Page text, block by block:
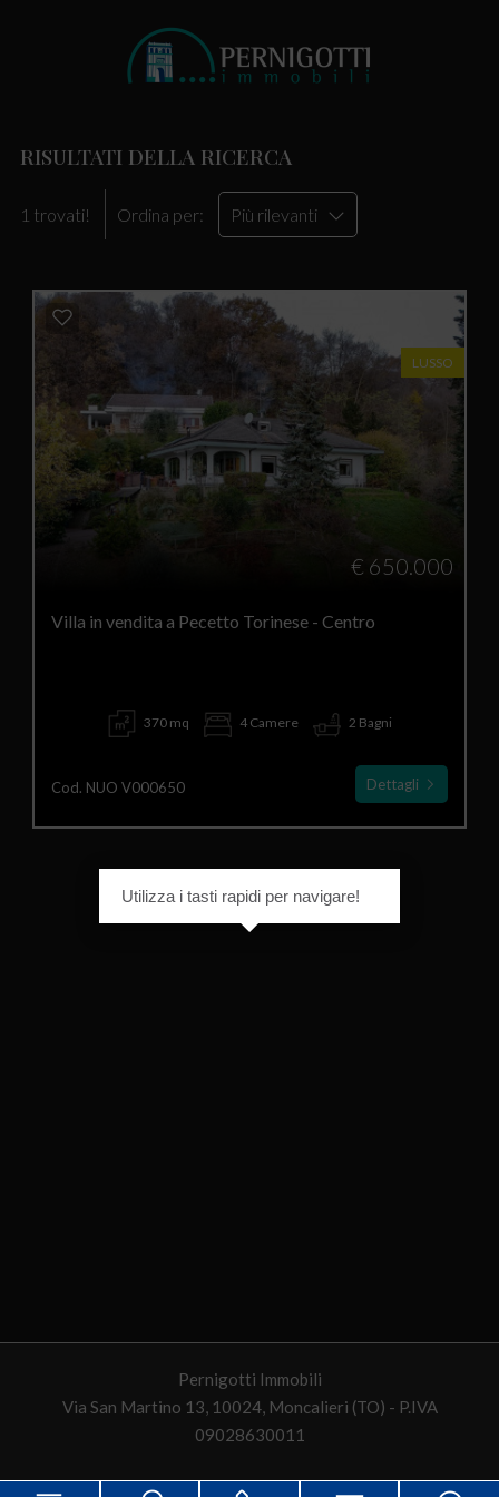
RISULTATI DELLA RICERCA
1 trovati! Ordina per: Più rilevanti
LUSSO
€ 650.000
Villa in vendita a Pecetto Torinese - Centro
370 mq 4 Camere 2 Bagni
Cod. NUO V000650 Dettagli
Pernigotti Immobili
Via San Martino 13, 10024, Moncalieri (TO) - P.IVA
09028630011
Utilizza i tasti rapidi per navigare!